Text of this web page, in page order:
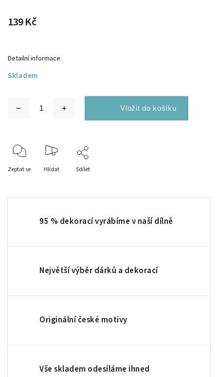
139 Kč
Skladem
Detailní informace
Zeptat se Hlídat Sdílet
95 % dekorací vyrábíme v naší dílně
Největší výběr dárků a dekorací
Originální české motivy
Vše skladem odesíláme ihned